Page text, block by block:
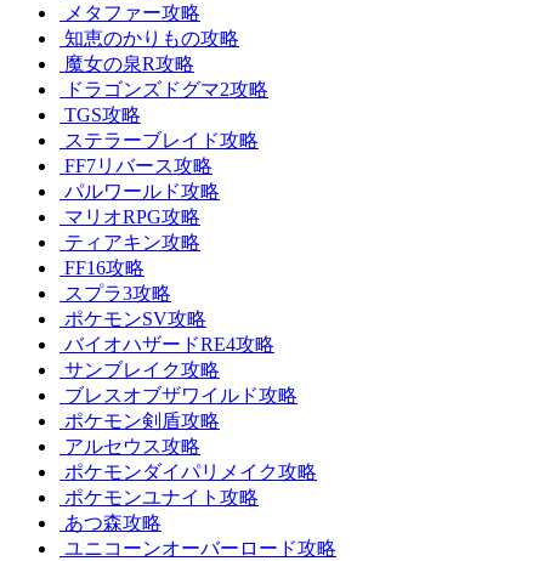
メタファー攻略
知恵のかりもの攻略
魔女の泉R攻略
ドラゴンズドグマ2攻略
TGS攻略
ステラーブレイド攻略
FF7リバース攻略
パルワールド攻略
マリオRPG攻略
ティアキン攻略
FF16攻略
スプラ3攻略
ポケモンSV攻略
バイオハザードRE4攻略
サンブレイク攻略
ブレスオブザワイルド攻略
ポケモン剣盾攻略
アルセウス攻略
ポケモンダイパリメイク攻略
ポケモンユナイト攻略
あつ森攻略
ユニコーンオーバーロード攻略